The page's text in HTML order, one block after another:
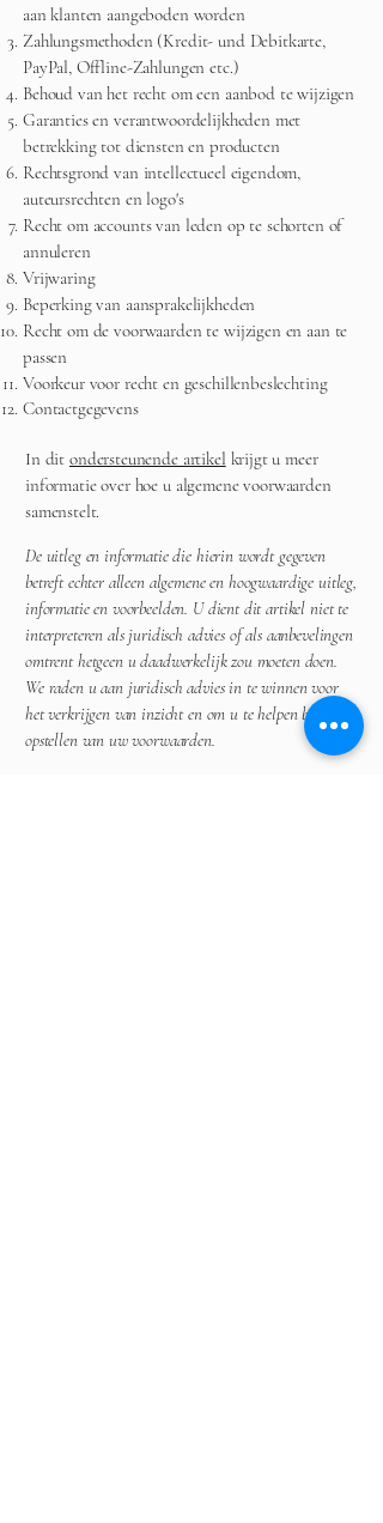
aan klanten aangeboden worden
Zahlungsmethoden (Kredit- und Debitkarte,
PayPal, Offline-Zahlungen etc.)
Behoud van het recht om een aanbod te wijzigen
Garanties en verantwoordelijkheden met
betrekking tot diensten en producten
Rechtsgrond van intellectueel eigendom,
auteursrechten en logo's
Recht om accounts van leden op te schorten of
annuleren
Vrijwaring
Beperking van aansprakelijkheden
Recht om de voorwaarden te wijzigen en aan te
passen
Voorkeur voor recht en geschillenbeslechting
Contactgegevens
In dit ondersteunende artikel krijgt u meer
informatie over hoe u algemene voorwaarden
samenstelt.
De uitleg en informatie die hierin wordt gegeven
betreft echter alleen algemene en hoogwaardige uitleg,
informatie en voorbeelden. U dient dit artikel niet te
interpreteren als juridisch advies of als aanbevelingen
omtrent hetgeen u daadwerkelijk zou moeten doen.
We raden u aan juridisch advies in te winnen voor
het verkrijgen van inzicht en om u te helpen bij het
opstellen van uw voorwaarden.